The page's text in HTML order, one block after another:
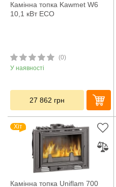
Камінна топка Kawmet W6
10,1 кВт ECO
(0)
У наявності
27 862 грн
Хіт
Камінна топка Uniflam 700